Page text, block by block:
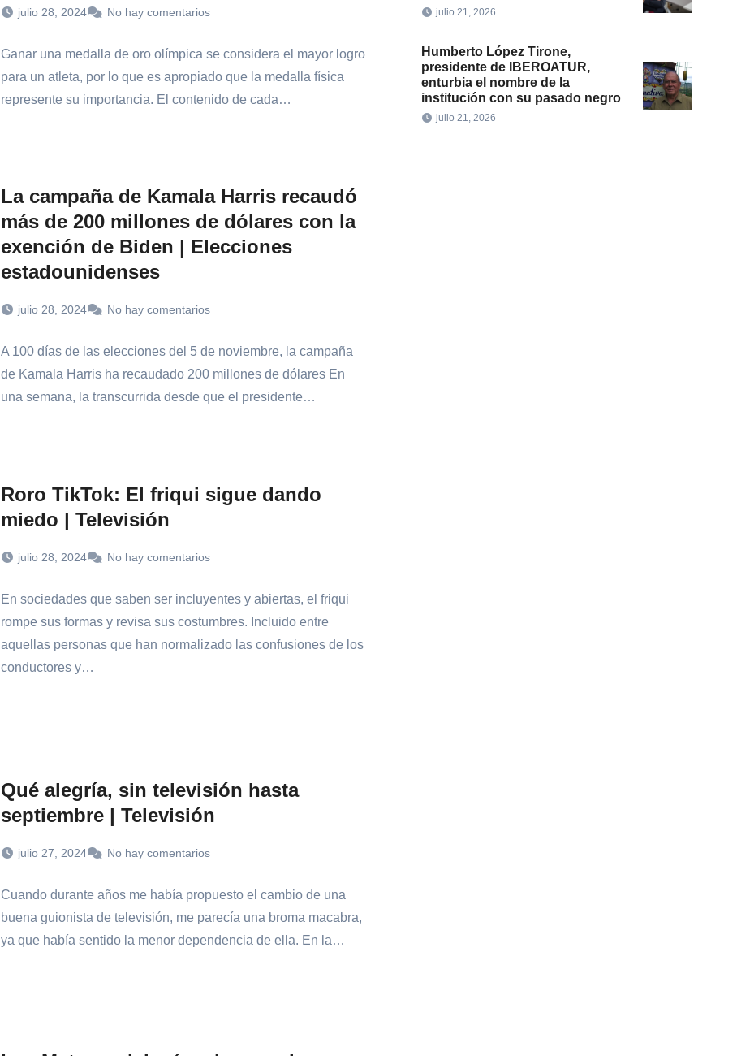
julio 28, 2024 No hay comentarios
Ganar una medalla de oro olímpica se considera el mayor logro
para un atleta, por lo que es apropiado que la medalla física
represente su importancia. El contenido de cada…
La campaña de Kamala Harris recaudó
más de 200 millones de dólares con la
exención de Biden | Elecciones
estadounidenses
julio 28, 2024 No hay comentarios
A 100 días de las elecciones del 5 de noviembre, la campaña
de Kamala Harris ha recaudado 200 millones de dólares En
una semana, la transcurrida desde que el presidente…
Roro TikTok: El friqui sigue dando
miedo | Televisión
julio 28, 2024 No hay comentarios
En sociedades que saben ser incluyentes y abiertas, el friqui
rompe sus formas y revisa sus costumbres. Incluido entre
aquellas personas que han normalizado las confusiones de los
conductores y…
Qué alegría, sin televisión hasta
septiembre | Televisión
julio 27, 2024 No hay comentarios
Cuando durante años me había propuesto el cambio de una
buena guionista de televisión, me parecía una broma macabra,
ya que había sentido la menor dependencia de ella. En la…
julio 21, 2026
Humberto López Tirone,
presidente de IBEROATUR,
enturbia el nombre de la
institución con su pasado negro
julio 21, 2026